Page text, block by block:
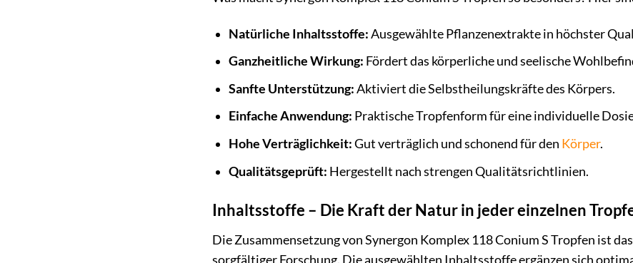
Natürliche Inhaltsstoffe:Ausgewählte Pflanzenextrakte in höchster
Ganzheitliche Wirkung: Fördert das körperliche und seelische
Sanfte Unterstützung:Aktiviert die Selbstheilungskräfte des Körpers.
Einfache Anwendung: Praktische Tropfenform für eine individuelle
Hohe Verträglichkeit:Gut verträglich und schonend für den Körper.
Qualitätsgeprüft: Hergestellt nach strengen Qualitätsrichtlinien.
Inhaltsstoffe – Die Kraft der Natur in jeder einzelnen
Die Zusammensetzung von Synergon Komplex 118 Conium S Tropfen ist